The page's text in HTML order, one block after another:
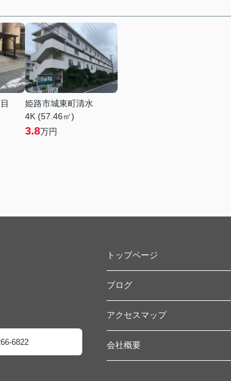
姫路市城東町清水
4K (57.46㎡)
3.8万円
6822
トップページ
ブログ
アクセスマップ
会社概要